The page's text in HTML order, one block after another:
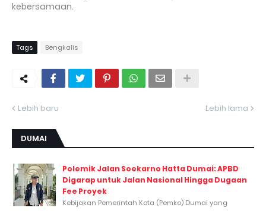
kebersamaan.
Tags Bengkalis
Lebih baru Lebih lama
DUMAI
Polemik Jalan Soekarno Hatta Dumai: APBD
Digarap untuk Jalan Nasional Hingga Dugaan
Fee Proyek
Kebijakan Pemerintah Kota (Pemko) Dumai yang